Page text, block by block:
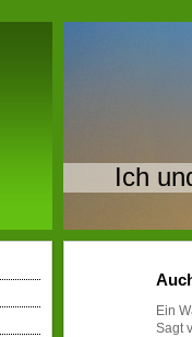
Ich
Ein
Sagt